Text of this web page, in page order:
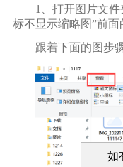
1、打开图片文
标不显示缩略图”前面
跟着下面的图步
如